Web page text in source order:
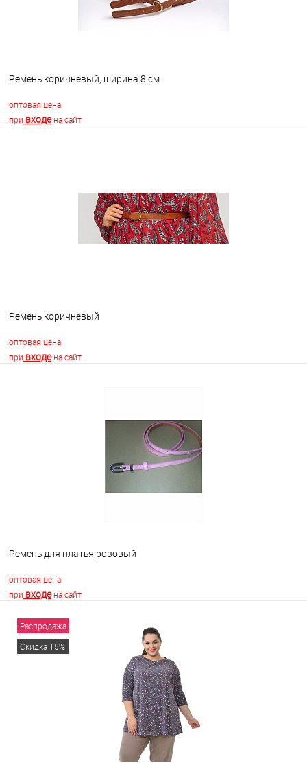
Ремень коричневый, ширина 8 см
оптовая цена
при входена сайт
В наличии
Ремень коричневый
оптовая цена
при входена сайт
Недоступно
Ремень для платья розовый
оптовая цена
при входена сайт
В корзину
Распродажа
Скидка 15%